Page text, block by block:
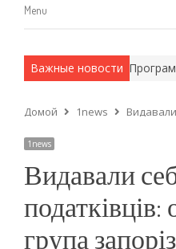
Menu
Menu
Важные новости
методы. Програма
Домой 1news
1news
Видавали
податківців:
група